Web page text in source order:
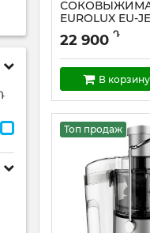
EUROLUX EU-
Артикул: EU-
22 900 Դ
В корзину
Топ продаж